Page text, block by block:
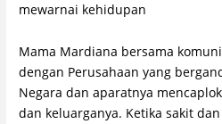
mewarnai kehidupan
Mama Mardiana bersama
dengan Perusahaan yang
Negara dan aparatnya
dan keluarganya. Ketika sakit